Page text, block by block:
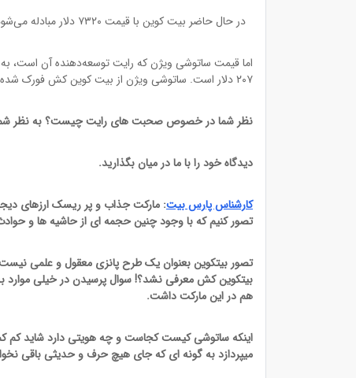
در حال حاضر بیت کوین با قیمت ۷۳۲۰ دلار مبادله می‌شود که نسبت به یک سال گذشته ۹۰ درصد افزایش قیمت داشته است.
۲۰۷ دلار است. ساتوشی ویژن از بیت کوین کش فورک شده است.
نظر شما در خصوص صحبت های رایت چیست؟ به نظر شما
دیدگاه خود را با ما در میان بگذارید.
کارشناس پارس بیت: مارکت جذاب و پر ریسک ارزهای
تصور کنیم که با وجود چنین حجمه ای از حاشیه ها و
تصور بیتکوین بعنوان یک طرح پانزی معقول و علمی نیست.
بیتکوین کش معرفی نشد؟! سوال پرسیدن در خیلی موارد
هم در این مارکت داشت.
اینکه ساتوشی کیست کجاست و چه هویتی دارد شاید کم
میپردازد به گونه ای که جای هیچ حرف و حدیثی باقی